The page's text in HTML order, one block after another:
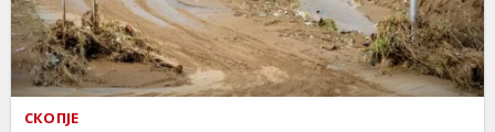
СКОПЈЕ